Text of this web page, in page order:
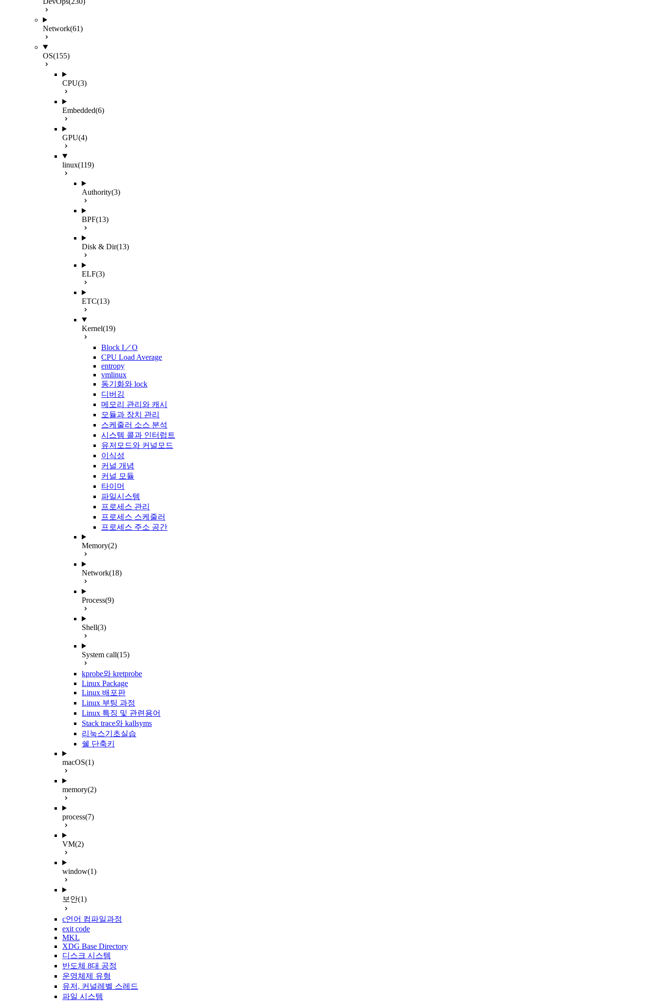
Network(61)
OS(155)
CPU(3)
Embedded(6)
GPU(4)
linux(119)
Authority(3)
BPF(13)
Disk & Dir(13)
ELF(3)
ETC(13)
Kernel(19)
Block I／O
CPU Load Average
entropy
vmlinux
동기화와 lock
디버깅
메모리 관리와 캐시
모듈과 장치 관리
스케줄러 소스 분석
시스템 콜과 인터럽트
유저모드와 커널모드
이식성
커널 개념
커널 모듈
타이머
파일시스템
프로세스 관리
프로세스 스케줄러
프로세스 주소 공간
Memory(2)
Network(18)
Process(9)
Shell(3)
System call(15)
kprobe와 kretprobe
Linux Package
Linux 배포판
Linux 부팅 과정
Linux 특징 및 관련용어
Stack trace와 kallsyms
리눅스기초실습
쉘 단축키
macOS(1)
memory(2)
process(7)
VM(2)
window(1)
보안(1)
c언어 컴파일과정
exit code
MKL
XDG Base Directory
디스크 시스템
반도체 8대 공정
운영체제 유형
유저, 커널레벨 스레드
파일 시스템